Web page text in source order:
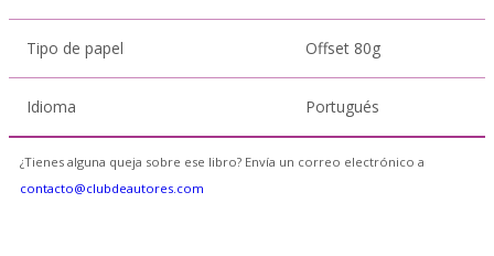
Tipo de papel Offset 80g
Idioma Portugués
¿Tienes alguna queja sobre ese libro? Envía un correo electrónico a
contacto@clubdeautores.com